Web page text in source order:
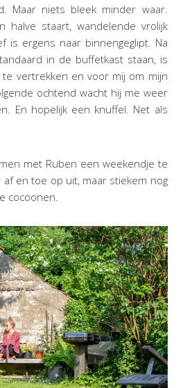
Maar niets bleek minder waar.
halve staart, wandelende vrolijk
is ergens naar binnengeglipt. Na
in de buffetkast staan, is
vertrekken en voor mij om mijn
ochtend wacht hij me weer
En hopelijk een knuffel. Net als
met Ruben een weekendje te
en toe op uit, maar stiekem nog
cocoonen.